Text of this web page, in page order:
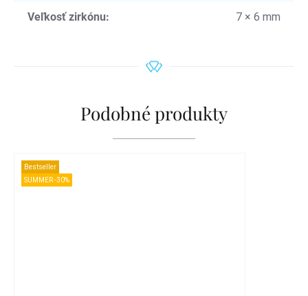
Veľkosť zirkónu: 7 × 6 mm
Podobné produkty
Bestseller
SUMMER -30%